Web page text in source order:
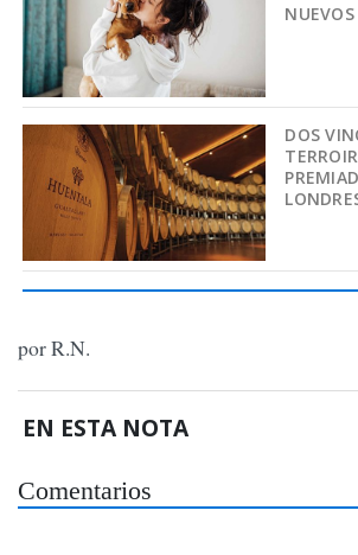
NUEVOS
DOS
por R.N.
EN ESTA NOTA
Comentarios